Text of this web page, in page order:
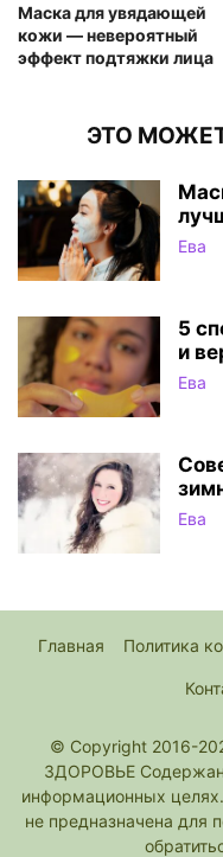
Маска для увядающей
кожи — невероятный
эффект подтяжки лица
ЭТО
Ева
5
и
Ева
Ева
Главная Политика
© Copyright 2016-
ЗДОРОВЬЕ
информационных
не предназначена для